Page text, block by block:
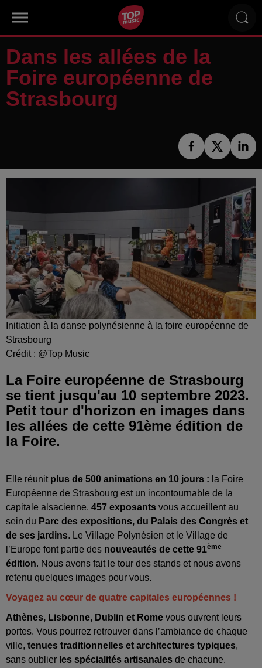
Dans les allées de la
Foire européenne de
Strasbourg
Initiation à la danse polynésienne à la foire européenne de
Strasbourg
Crédit : @Top Music
La Foire européenne de Strasbourg
se tient jusqu'au 10 septembre 2023.
Petit tour d'horizon en images dans
les allées de cette 91ème édition de
la Foire.
Elle réunit plus de 500 animations en 10 jours : la Foire
Européenne de Strasbourg est un incontournable de la
capitale alsacienne. 457 exposants vous accueillent au
sein du Parc des expositions, du Palais des Congrès et
de ses jardins. Le Village Polynésien et le Village de
l’Europe font partie des nouveautés de cette 91ème
édition. Nous avons fait le tour des stands et nous avons
retenu quelques images pour vous.
Voyagez au cœur de quatre capitales européennes !
Athènes, Lisbonne, Dublin et Rome vous ouvrent leurs
portes. Vous pourrez retrouver dans l’ambiance de chaque
ville, tenues traditionnelles et architectures typiques,
sans oublier les spécialités artisanales de chacune.